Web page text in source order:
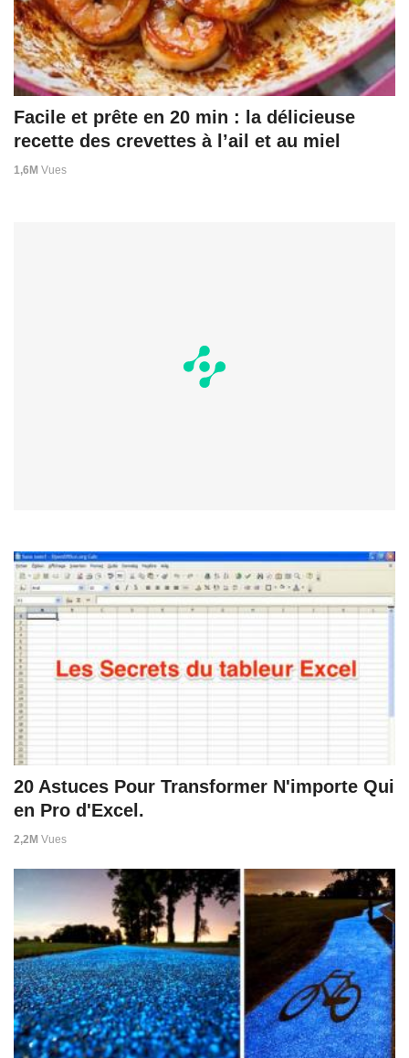
Facile et prête en 20 min : la délicieuse
recette des crevettes à l’ail et au miel
1,6M Vues
20 Astuces Pour Transformer N'importe Qui
en Pro d'Excel.
2,2M Vues